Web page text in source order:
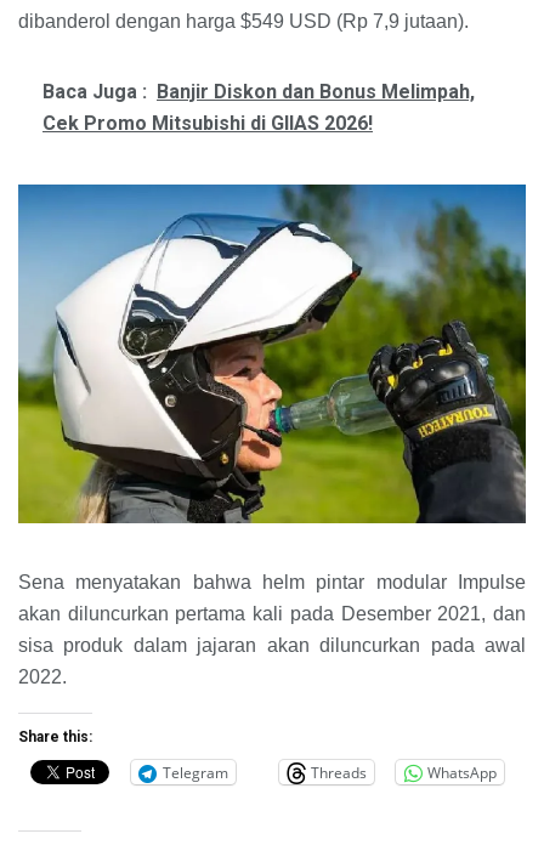
dibanderol dengan harga $549 USD (Rp 7,9 jutaan).
Baca Juga :
Banjir Diskon dan Bonus Melimpah,
Cek Promo Mitsubishi di GIIAS 2026!
Sena menyatakan bahwa helm pintar modular Impulse
akan diluncurkan pertama kali pada Desember 2021, dan
sisa produk dalam jajaran akan diluncurkan pada awal
2022.
Share this:
Telegram Threads WhatsApp